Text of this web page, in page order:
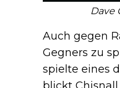
Dave
Auch gegen
Gegners zu
spielte eines